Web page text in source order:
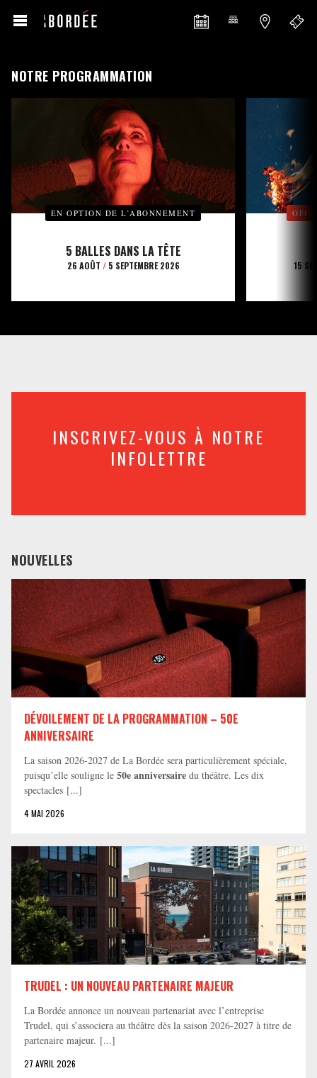
NOTRE PROGRAMMATION
EN OPTION DE L’ABONNEMENT
5 BALLES DANS LA TÊTE
26 AOÛT /5 SEPTEMBRE 2026 15
INSCRIVEZ-VOUS À NOTRE
INFOLETTRE
NOUVELLES
DÉVOILEMENT DE LA PROGRAMMATION – 50E
ANNIVERSAIRE
La saison 2026-2027 de La Bordée sera particulièrement spéciale,
puisqu’elle souligne le 50e anniversaire du théâtre. Les dix
spectacles [...]
4 MAI 2026
TRUDEL : UN NOUVEAU PARTENAIRE MAJEUR
La Bordée annonce un nouveau partenariat avec l’entreprise
Trudel, qui s’associera au théâtre dès la saison 2026-2027 à titre de
partenaire majeur. [...]
27 AVRIL 2026